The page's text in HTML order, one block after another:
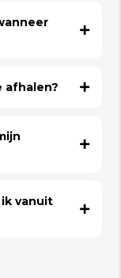
afhalen?
vanuit